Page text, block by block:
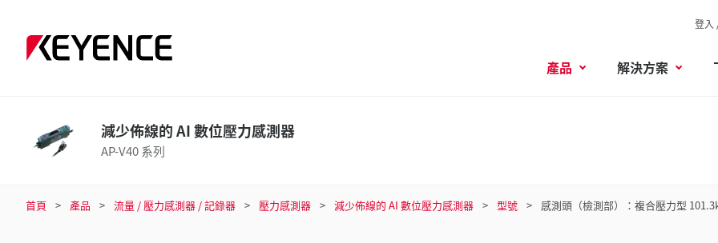
登入
產品 解決方案
減少佈線的 AI 數位壓力感測器
AP-V40 系列
首頁 產品 流量 / 壓力感測器 / 記錄器 壓力感測器 減少佈線的 AI 數位壓力感測器 型號 感測頭（檢測部）：複合壓力型